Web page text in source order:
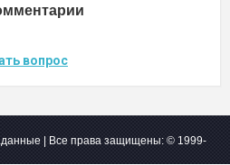
вопрос
| Все права защищены: © 1999-